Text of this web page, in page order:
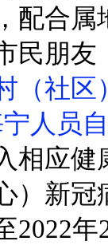
配合
民朋友
（社
人员
相应
）新
2022